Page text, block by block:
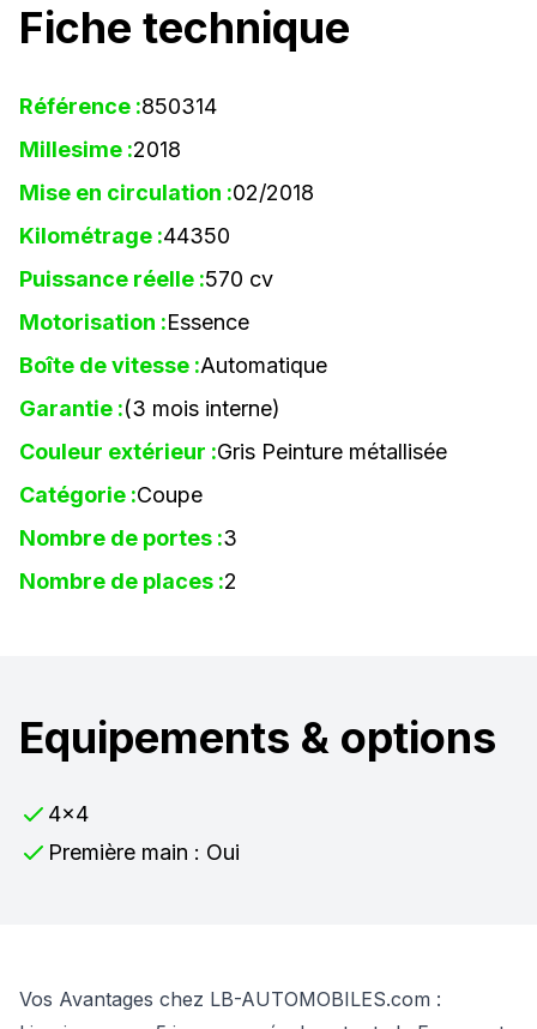
Fiche technique
Référence :850314
Millesime :2018
Mise en circulation :02/2018
Kilométrage :44350
Puissance réelle :570 cv
Motorisation :Essence
Boîte de vitesse :Automatique
Garantie :(3 mois interne)
Couleur extérieur :Gris Peinture métallisée
Catégorie :Coupe
Nombre de portes :3
Nombre de places :2
Equipements & options
4x4
Première main : Oui
Vos Avantages chez LB-AUTOMOBILES.com :